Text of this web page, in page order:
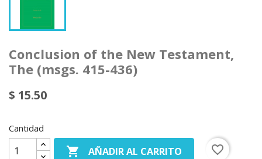
Conclusion of the New Testament,
The (msgs. 415-436)
$ 15.50
Cantidad
 AÑADIR AL CARRITO
favorite_border